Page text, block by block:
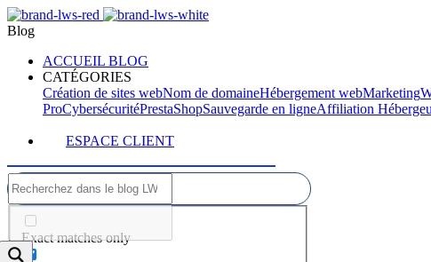
Blog
ACCUEIL BLOG
CATÉGORIES
Création de sites webNom de domaineHébergement webMarketing
ProCybersécuritéPrestaShopSauvegarde en ligneAffiliation
ESPACE CLIENT
Exact matches only